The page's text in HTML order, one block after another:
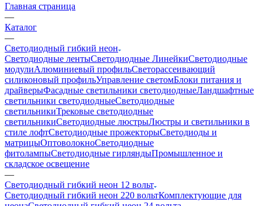
Главная страница
—
Каталог
—
Светодиодный гибкий неон
Светодиодные лентыСветодиодные ЛинейкиСветодиодные
модулиАлюминиевый профильСветорассеивающий
силиконовый профильУправление светомБлоки питания и
драйверыФасадные светильники светодиодныеЛандшафтные
светильники светодиодныеСветодиодные
светильникиТрековые светодиодные
светильникиСветодиодные люстрыЛюстры и светильники в
стиле лофтСветодиодные прожекторыСветодиоды и
матрицыОптоволокноСветодиодные
фитолампыСветодиодные гирляндыПромышленное и
складское освещение
—
Светодиодный гибкий неон 12 вольт
Светодиодный гибкий неон 220 вольтКомплектующие для